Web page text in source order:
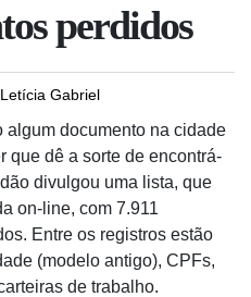
perdidos
Gabriel
algum documento na cidade
que dê a sorte de encontrá-
divulgou uma lista, que
on-line, com 7.911
Entre os registros estão
(modelo antigo), CPFs,
de trabalho.